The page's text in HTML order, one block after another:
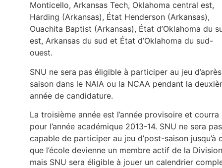
Monticello, Arkansas Tech, Oklahoma central est,
Harding (Arkansas), État Henderson (Arkansas),
Ouachita Baptist (Arkansas), État d’Oklahoma du
est, Arkansas du sud et État d’Oklahoma du sud-
ouest.
SNU ne sera pas éligible à participer au jeu
saison dans le NAIA ou la NCAA pendant la
année de candidature.
La troisième année est l’année provisoire et courra
pour l’année académique 2013-14. SNU ne sera pas
capable de participer au jeu d’post-saison jusqu’à
que l’école devienne un membre actif de la
mais SNU sera éligible à jouer un calendrier